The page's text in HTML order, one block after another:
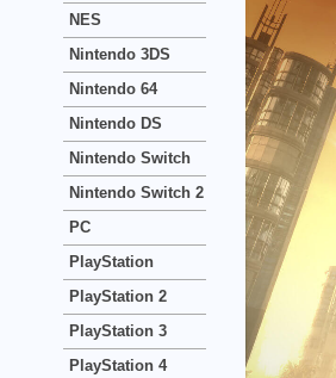
NES
Nintendo 3DS
Nintendo 64
Nintendo DS
Nintendo Switch
Nintendo Switch 2
PC
PlayStation
PlayStation 2
PlayStation 3
PlayStation 4